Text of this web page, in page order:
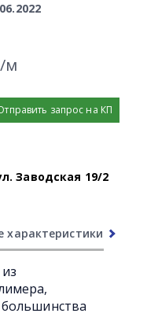
м
запрос на КП
Заводская 19/2
характеристики